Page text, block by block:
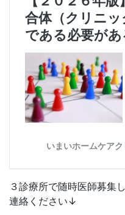
３診療所で随時医師募集
連絡ください↓